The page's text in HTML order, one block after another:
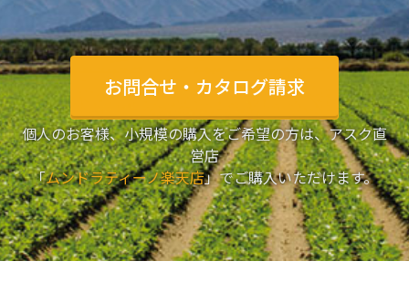
お問合せ・カタログ請求
個人のお客様、小規模の購入をご希望の方は、アスク直
営店
「ムンドラティーノ楽天店」でご購入いただけます。